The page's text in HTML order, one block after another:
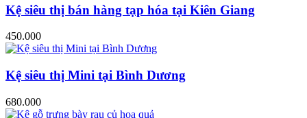
Kệ siêu thị bán hàng tạp hóa tại Kiên Giang
450.000
Kệ siêu thị Mini tại Bình Dương
680.000